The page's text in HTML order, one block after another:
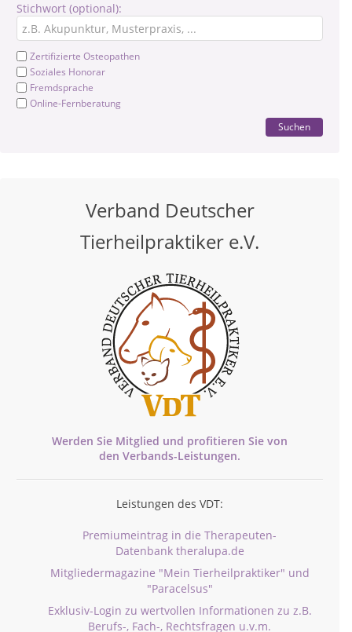
Stichwort (optional):
Zertifizierte Osteopathen
Soziales Honorar
Fremdsprache
Online-Fernberatung
Suchen
Verband Deutscher
Tierheilpraktiker e.V.
Werden Sie Mitglied und profitieren Sie von
den Verbands-Leistungen.
Leistungen des VDT:
Premiumeintrag in die Therapeuten-
Datenbank theralupa.de
Mitgliedermagazine "Mein Tierheilpraktiker" und
"Paracelsus"
Exklusiv-Login zu wertvollen Informationen zu z.B.
Berufs-, Fach-, Rechtsfragen u.v.m.